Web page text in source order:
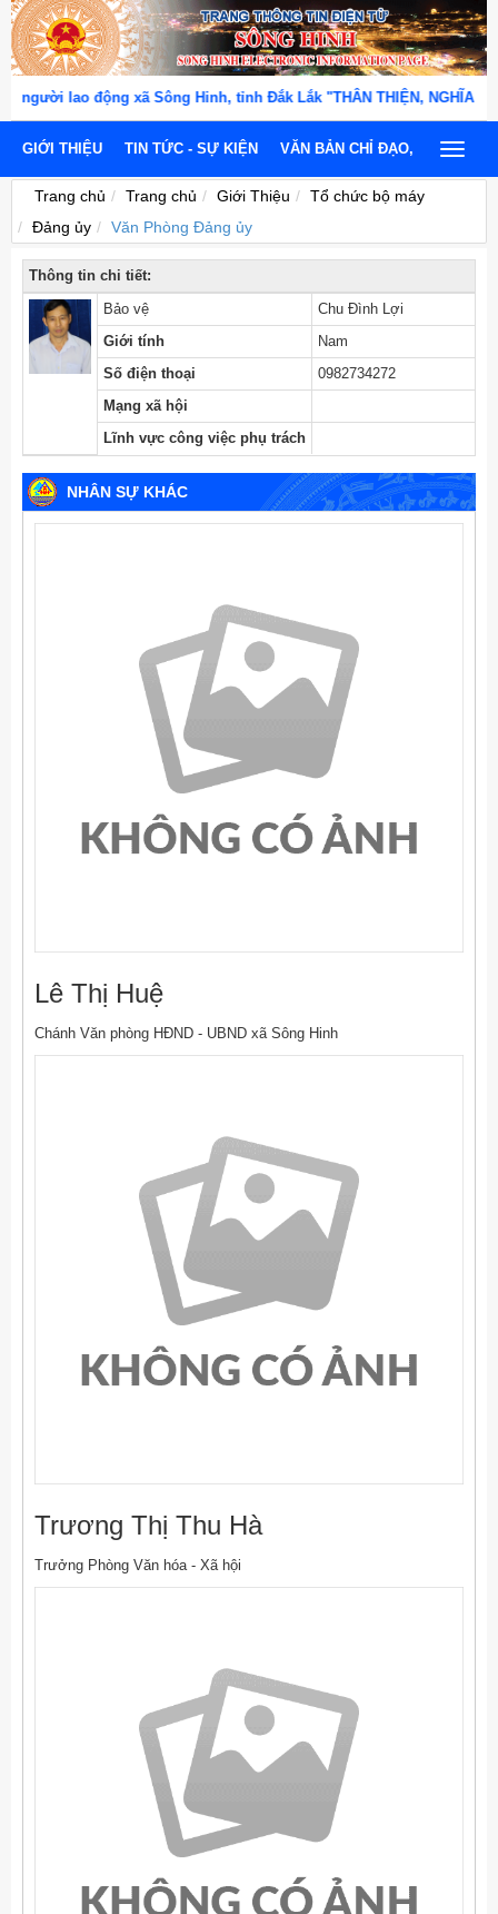
xã Sông Hinh, tỉnh Đắk Lắk "THÂN THIỆN, NGHĨA TÌNH, TẬN
GIỚI THIỆU TIN TỨC - SỰ KIỆN VĂN BẢN CHỈ ĐẠO, ĐIỀU HÀNH
Toggle
Trang chủ Trang chủ Giới Thiệu
Tổ chức bộ máy
Đảng ủy
Văn Phòng Đảng ủy
Thông tin chi tiết:
Bảo vệ
Chu Đình Lợi
Giới tính
Nam
Số điện thoại
0982734272
Mạng xã hội
Lĩnh vực công việc phụ trách
NHÂN SỰ KHÁC
Lê Thị Huệ
Chánh Văn phòng HĐND - UBND xã Sông Hinh
Trương Thị Thu Hà
Trưởng Phòng Văn hóa - Xã hội